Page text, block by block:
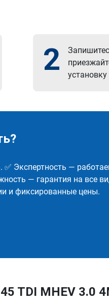
2
✅ Экспертность —
— гарантия на все
и фиксированные цены.
TDI MHEV 3.0